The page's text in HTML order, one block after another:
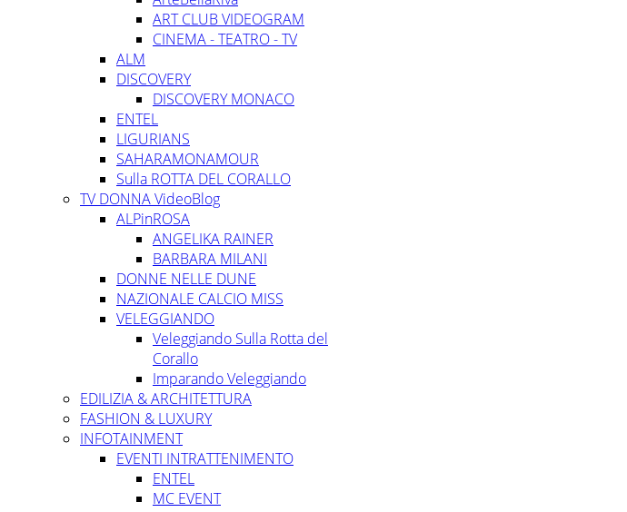
ART CLUB VIDEOGRAM
CINEMA - TEATRO - TV
ALM
DISCOVERY
DISCOVERY MONACO
ENTEL
LIGURIANS
SAHARAMONAMOUR
Sulla ROTTA DEL CORALLO
TV DONNA VideoBlog
ALPinROSA
ANGELIKA RAINER
BARBARA MILANI
DONNE NELLE DUNE
NAZIONALE CALCIO MISS
VELEGGIANDO
Veleggiando Sulla Rotta del
Corallo
Imparando Veleggiando
EDILIZIA & ARCHITETTURA
FASHION & LUXURY
INFOTAINMENT
EVENTI INTRATTENIMENTO
ENTEL
MC EVENT